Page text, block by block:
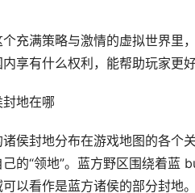
充满策略与激情的虚拟世界里
享有什么权利，能帮助玩家更
地在哪
侯封地分布在游戏地图的各个
己的“领地”。蓝方野区围绕着
以看作是蓝方诸侯的部分封地